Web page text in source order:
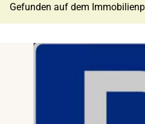
Gefunden auf dem